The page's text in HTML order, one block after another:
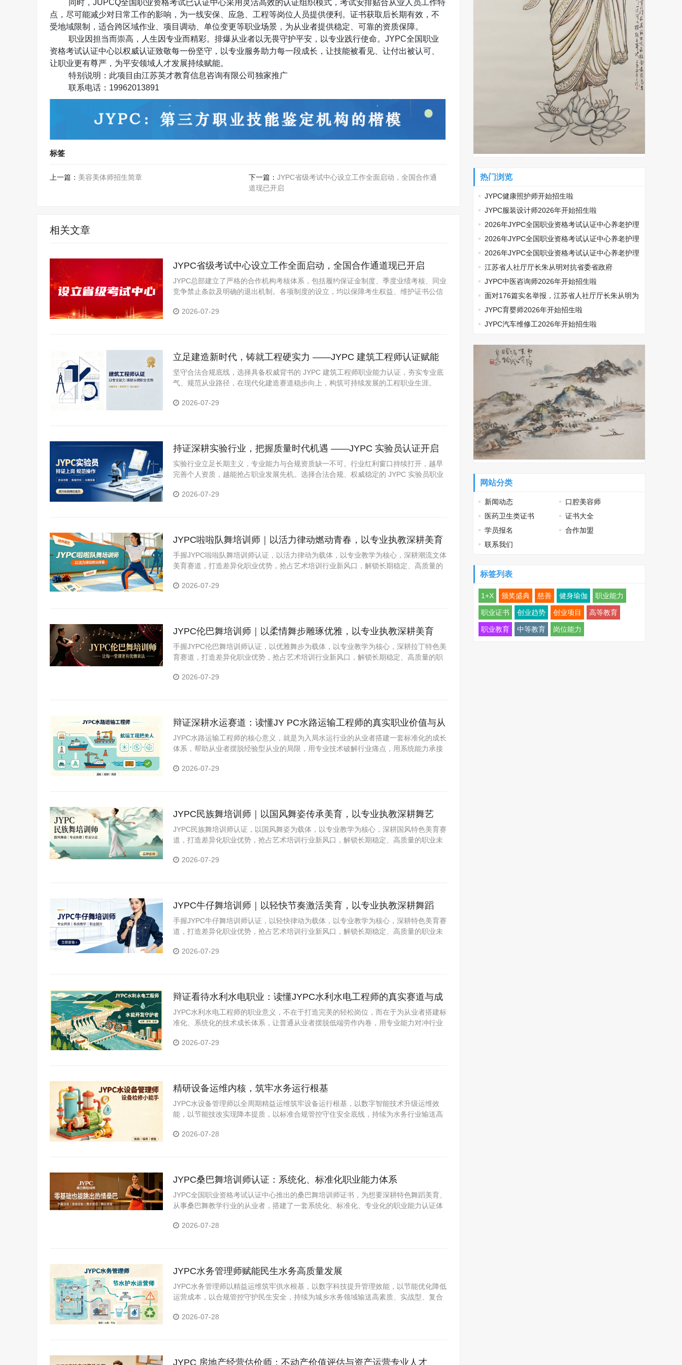
同时，JUPCQ全国职业资格考试已认证中心采用灵活高效的认证组织模式，考试安排贴合从业人员工作特
点，尽可能减少对日常工作的影响，为一线安保、应急、工程等岗位人员提供便利。证书获取后长期有效，不
受地域限制，适合跨区域作业、项目调动、单位变更等职业场景，为从业者提供稳定、可靠的资质保障。
职业因担当而崇高，人生因专业而精彩。排爆从业者以无畏守护平安，以专业践行使命。JYPC全国职业
资格考试认证中心以权威认证致敬每一份坚守，以专业服务助力每一段成长，让技能被看见、让付出被认可、
让职业更有尊严，为平安领域人才发展持续赋能。
特别说明：此项目由江苏英才教育信息咨询有限公司独家推广
联系电话： 19962013891
标签
上一篇： 美容美体师招生简章 下一篇： JYPC省级考试中心设立工作全面启动，全国合作通
道现已开启
相关文章
JYPC省级考试中心设立工作全面启动，全国合作通道现已开启
JYPC总部建立了严格的合作机构考核体系，包括履约保证金制度、季度业绩考核、同业
竞争禁止条款及明确的退出机制。各项制度的设立，均以保障考生权益、维护证书公信
2026-07-29
立足建造新时代，铸就工程硬实力 ——JYPC 建筑工程师认证赋能
长远职业发展
坚守合法合规底线，选择具备权威背书的 JYPC 建筑工程师职业能力认证，夯实专业底
气、规范从业路径，在现代化建造赛道稳步向上，构筑可持续发展的工程职业生涯。
2026-07-29
持证深耕实验行业，把握质量时代机遇 ——JYPC 实验员认证开启
长期职业新赛道
实验行业立足长期主义，专业能力与合规资质缺一不可。行业红利窗口持续打开，越早
完善个人资质，越能抢占职业发展先机。选择合法合规、权威稳定的 JYPC 实验员职业
职业生涯持续向上成长。
2026-07-29
JYPC啦啦队舞培训师｜以活力律动燃动青春，以专业执教深耕美育
手握JYPC啦啦队舞培训师认证，以活力律动为载体，以专业教学为核心，深耕潮流文体
美育赛道，打造差异化职业优势，抢占艺术培训行业新风口，解锁长期稳定、高质量的
2026-07-29
JYPC伦巴舞培训师｜以柔情舞步雕琢优雅，以专业执教深耕美育
手握JYPC伦巴舞培训师认证，以优雅舞步为载体，以专业教学为核心，深耕拉丁特色美
育赛道，打造差异化职业优势，抢占艺术培训行业新风口，解锁长期稳定、高质量的职
2026-07-29
辩证深耕水运赛道：读懂JY PC水路运输工程师的真实职业价值与从
业全貌
JYPC水路运输工程师的核心意义，就是为入局水运行业的从业者搭建一套标准化的成长
体系，帮助从业者摆脱经验型从业的局限，用专业技术破解行业痛点，用系统能力承接
路。2026-07-29
JYPC民族舞培训师｜以国风舞姿传承美育，以专业执教深耕舞艺
JYPC民族舞培训师认证，以国风舞姿为载体，以专业教学为核心，深耕国风特色美育赛
道，打造差异化职业优势，抢占艺术培训行业新风口，解锁长期稳定、高质量的职业未
2026-07-29
JYPC牛仔舞培训师｜以轻快节奏激活美育，以专业执教深耕舞蹈
手握JYPC牛仔舞培训师认证，以轻快律动为载体，以专业教学为核心，深耕特色美育赛
道，打造差异化职业优势，抢占艺术培训行业新风口，解锁长期稳定、高质量的职业未
2026-07-29
辩证看待水利水电职业：读懂JYPC水利水电工程师的真实赛道与成
长内核
JYPC水利水电工程师的职业意义，不在于打造完美的轻松岗位，而在于为从业者搭建标
准化、系统化的技术成长体系，让普通从业者摆脱低端劳作内卷，用专业能力对冲行业
效、可持续的职业发展。
2026-07-29
精研设备运维内核，筑牢水务运行根基
JYPC水设备管理师以全周期精益运维筑牢设备运行根基，以数字智能技术升级运维效
能，以节能技改实现降本提质，以标准合规管控守住安全底线，持续为水务行业输送高
范长效的现代化水务设备管理体系，全方位护航城乡供水
2026-07-28
JYPC桑巴舞培训师认证：系统化、标准化职业能力体系
JYPC全国职业资格考试认证中心推出的桑巴舞培训师证书，为想要深耕特色舞蹈美育、
从事桑巴舞教学行业的从业者，搭建了一套系统化、标准化、专业化的职业能力认证体
2026-07-28
JYPC水务管理师赋能民生水务高质量发展
JYPC水务管理师以精益运维筑牢供水根基，以数字科技提升管理效能，以节能优化降低
运营成本，以合规管控守护民生安全，持续为城乡水务领域输送高素质、实战型、复合
乡民生福祉与城市高质量发展。
2026-07-28
JYPC 房地产经营估价师：不动产价值评估与资产运营专业人才
热门浏览
JYPC健康照护师开始招生啦
JYPC服装设计师2026年开始招生啦
2026年JYPC全国职业资格考试认证中心养老护理
师开始报名啦
2026年JYPC全国职业资格考试认证中心养老护理
师开始报名啦
2026年JYPC全国职业资格考试认证中心养老护理
师开始报名啦
江苏省人社厅厅长朱从明对抗省委省政府
JYPC中医咨询师2026年开始招生啦
面对176篇实名举报，江苏省人社厅厅长朱从明为
何选择沉默
JYPC育婴师2026年开始招生啦
JYPC汽车维修工2026年开始招生啦
网站分类
新闻动态
口腔美容师
医药卫生类证书
证书大全
学员报名
合作加盟
联系我们
标签列表
1+X 颁奖盛典 慈善 健身瑜伽 职业能力
职业证书 创业趋势 创业项目 高等教育
职业教育 中等教育 岗位能力